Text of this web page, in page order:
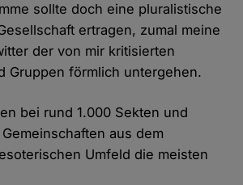
sollte doch eine pluralistische
ertragen, zumal meine
der von mir kritisierten
Gruppen förmlich untergehen.
bei rund 1.000 Sekten und
aus dem
Umfeld die meisten